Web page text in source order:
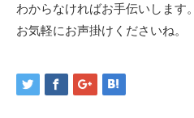
わからなければお手伝いします。
お気軽にお声掛けくださいね。